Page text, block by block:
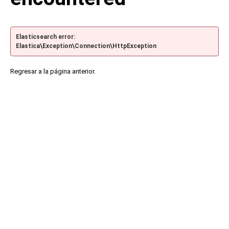
Elasticsearch error:
Elastica\Exception\Connection\HttpException
Regresar a la página anterior.